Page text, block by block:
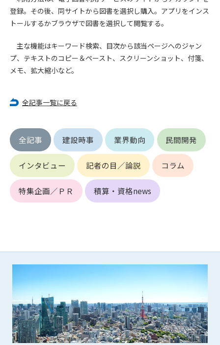
登録。その後、同サイトから図書を選択し購入。アプリをインス
トールするかブラウザで図書を選択して閲覧する。
主な機能はキーワード検索、目次から該当ページへのジャン
プ、テキストのコピー＆ペースト、スクリーンショット、付箋、
メモ、拡大縮小など。
全記事一覧に戻る
全記事 建設時事 業界動向 民間開発
インタビュー 記者の目／論説 コラム
特集企画／ＰＲ 積算・資格news
2. 管理者は承認後であっても承認した会員が前項の何れかに該
当することが判明した場合、会員資格を取り消すことがあり
第5条（IDおよびパスワードの管理）
1. 会員は申込の際に管理者が発行したIDおよびパスワードの使
その他形態を問わず、第三者に利用させることはできませ
第三者（他の会員を含む）の使用等による損害について責任
を負うものとし、管理者は一切責任を負いません。
第6条（会員の禁止事項）
1. 会員は建設資料館WEB上で以下の行為をしないものとしま
す。
(1) 第三者または管理者の著作権、その他知的所有権を侵害す
(6) 管理者が承認していない営利を目的とした行為
(7) 公序良俗に反する行為
(8) 犯罪的行為に結びつく行為
(9) その他、法律に反する行為
(10) 建設資料館から知り得た情報及びダウンロードした情報
を、営利を目的として第三者に転売し、または転売のため